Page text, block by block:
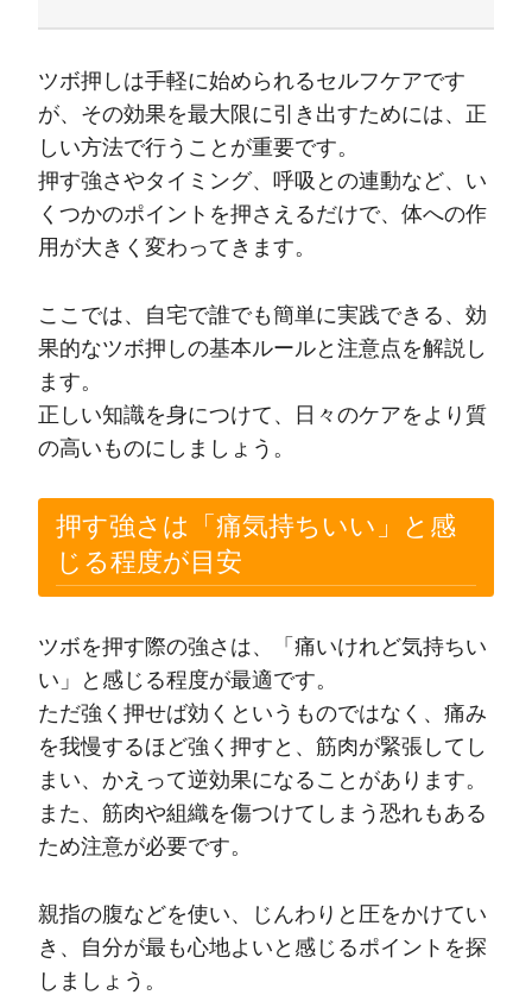
ツボ押しは手軽に始められるセルフケアです
が、その効果を最大限に引き出すためには、正
しい方法で行うことが重要です。
押す強さやタイミング、呼吸との連動など、い
くつかのポイントを押さえるだけで、体への作
用が大きく変わってきます。
ここでは、自宅で誰でも簡単に実践できる、効
果的なツボ押しの基本ルールと注意点を解説し
ます。
正しい知識を身につけて、日々のケアをより質
の高いものにしましょう。
押す強さは「痛気持ちいい」と感
じる程度が目安
ツボを押す際の強さは、「痛いけれど気持ちい
い」と感じる程度が最適です。
ただ強く押せば効くというものではなく、痛み
を我慢するほど強く押すと、筋肉が緊張してし
まい、かえって逆効果になることがあります。
また、筋肉や組織を傷つけてしまう恐れもある
ため注意が必要です。
親指の腹などを使い、じんわりと圧をかけてい
き、自分が最も心地よいと感じるポイントを探
しましょう。